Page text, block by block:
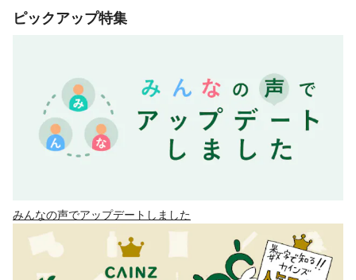
ピックアップ特集
みんなの声でアップデートしました